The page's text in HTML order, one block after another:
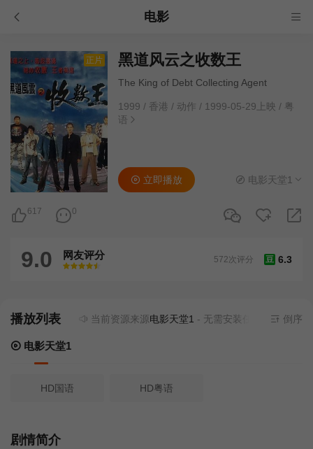
电影
正片 黑道风云之收数王
The King of Debt Collecting Agent
1999 / 香港 / 动作 / 1999-05-29上映 / 粤
语
617 0
立即播放 电影天堂1
9.0 网友评分
很差
较差还行推荐力荐
豆 6.3
572次评分
播放列表 当前资源来源电影天堂1- 无需安装任何插件 倒序
电影天堂1
HD国语 HD粤语
剧情简介